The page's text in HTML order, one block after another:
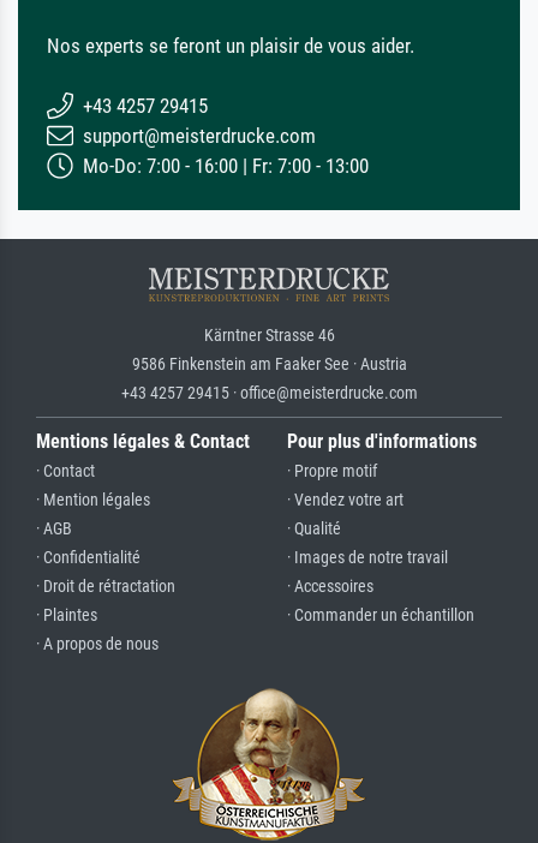
Nos experts se feront un plaisir de vous aider.
+43 4257 29415
support@meisterdrucke.com
Mo-Do: 7:00 - 16:00 | Fr: 7:00 - 13:00
Kärntner Strasse 46
9586 Finkenstein am Faaker See · Austria
+43 4257 29415 · office@meisterdrucke.com
Mentions légales & Contact
· Contact
· Mention légales
· AGB
· Confidentialité
· Droit de rétractation
· Plaintes
· A propos de nous
Pour plus d'informations
· Propre motif
· Vendez votre art
· Qualité
· Images de notre travail
· Accessoires
· Commander un échantillon